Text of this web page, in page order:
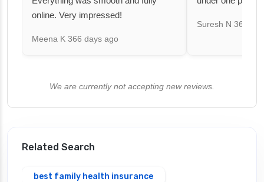
online. Very impressed!
Meena K 366 days ago
Suresh N 367
We are currently not accepting new reviews.
Related Search
best family health insurance